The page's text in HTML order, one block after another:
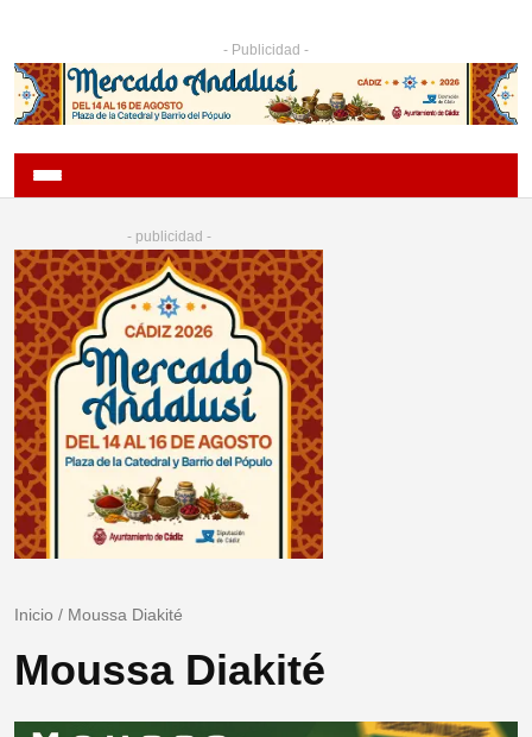
- Publicidad -
- publicidad -
Inicio / Moussa Diakité
Moussa Diakité